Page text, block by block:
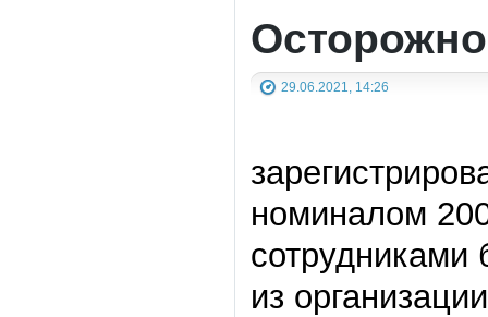
29.06.2021, 14:26
номиналом
сотрудниками
из